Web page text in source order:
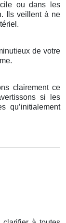
ou dans les
Ils veillent à ne
de votre
clairement ce
si les
qu’initialement